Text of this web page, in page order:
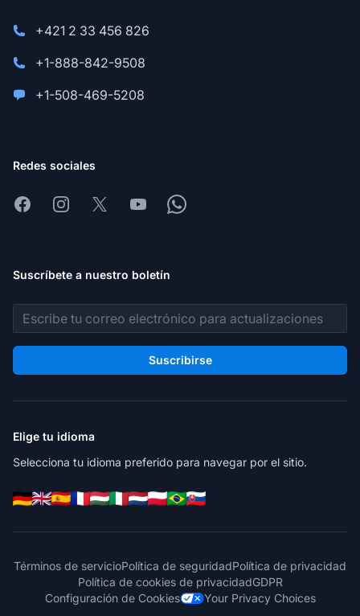
+421 2 33 456 826
+1-888-842-9508
+1-508-469-5208
Redes sociales
FacebookInstagram
X YoutubeWhatsapp
Suscríbete a nuestro boletín
Dirección de correo electrónico
Suscribirse
Elige tu idioma
Selecciona tu idioma preferido para navegar por el sitio.
Términos de servicioPolítica de seguridadPolítica de privacidad
Política de cookies de privacidadGDPR
Configuración de Cookies
Your Privacy Choices